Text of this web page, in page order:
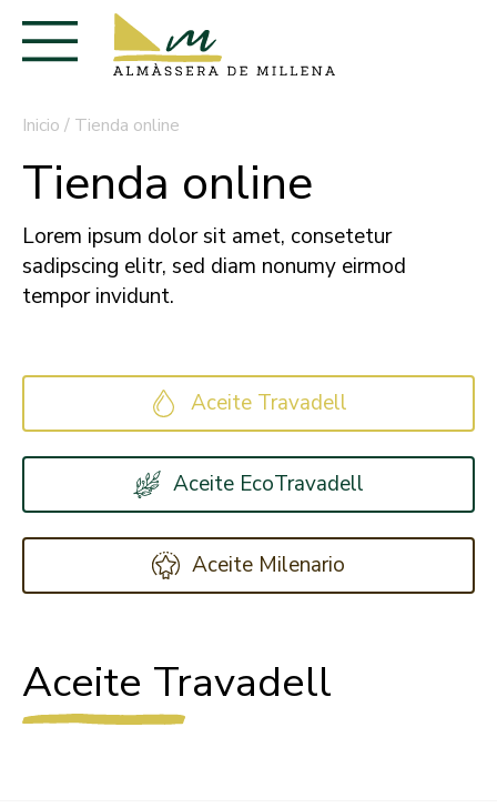
Inicio / Tienda online
Tienda online
Lorem ipsum dolor sit amet, consetetur
sadipscing elitr, sed diam nonumy eirmod
tempor invidunt.
Aceite Travadell
Aceite EcoTravadell
Aceite Milenario
Aceite Travadell